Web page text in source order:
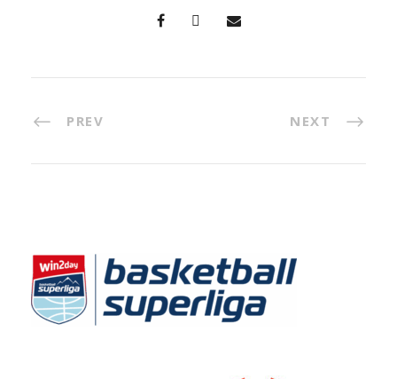
PREV NEXT